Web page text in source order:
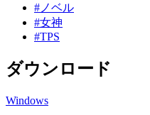
#ノベル
#女神
#TPS
ダウンロード
Windows